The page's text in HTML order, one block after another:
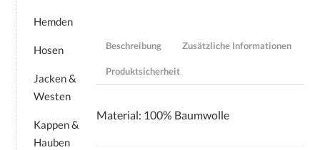
Beschreibung Zusätzliche Informationen
Produktsicherheit
Material: 100% Baumwolle
Hemden
Hosen
Jacken &
Westen
Kappen &
Hauben